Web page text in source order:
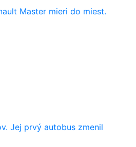
Master mieri do miest.
Jej prvý autobus zmenil